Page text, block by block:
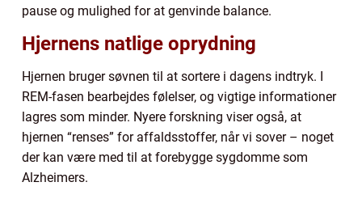
pause og mulighed for at genvinde balance.
Hjernens natlige oprydning
Hjernen bruger søvnen til at sortere i dagens indtryk. I
REM-fasen bearbejdes følelser, og vigtige informationer
lagres som minder. Nyere forskning viser også, at
hjernen “renses” for affaldsstoffer, når vi sover – noget
der kan være med til at forebygge sygdomme som
Alzheimers.